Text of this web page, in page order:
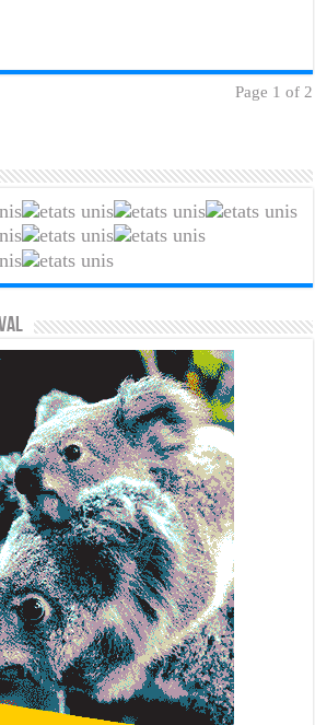
Page 1 of 2